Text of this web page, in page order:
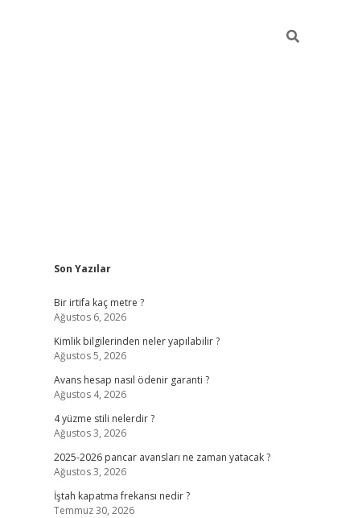
Sidebar
Son Yazılar
Bir irtifa kaç metre ?
Ağustos 6, 2026
Kimlik bilgilerinden neler yapılabilir ?
Ağustos 5, 2026
Avans hesap nasıl ödenir garanti ?
Ağustos 4, 2026
4 yüzme stili nelerdir ?
Ağustos 3, 2026
2025-2026 pancar avansları ne zaman yatacak ?
Ağustos 3, 2026
İştah kapatma frekansı nedir ?
Temmuz 30, 2026